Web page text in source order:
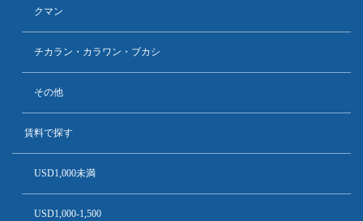
クマン
チカラン・カラワン・ブカシ
その他
賃料で探す
USD1,000未満
USD1,000-1,500